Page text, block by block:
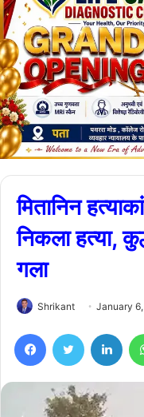
मितानिन
निकला हत्या,
गला
Shrikant January